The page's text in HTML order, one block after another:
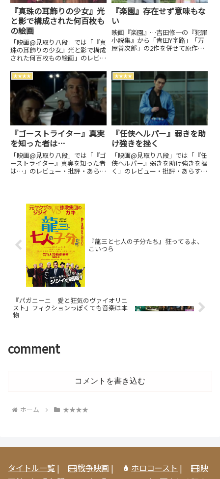
『真珠の耳飾りの少女』光
と影で構成された何百枚も
の絵画
「映画@見取り八段」では「『真
珠の耳飾りの少女』光と影で構成
された何百枚もの絵画」のレビュ
どの情報をお届けしています。劇
場上映中作品のネタバレ感想は別
枠で表記。
『楽園』存在せず意味もな
い
映画『楽園』…吉田修一の『犯罪
小説集』から「青田Y字路」「万
屋善次郎」の2作を併せて原作と
野剛、杉咲花、村上虹郎、佐藤浩
市…
★★★★
『ゴーストライター』真実
を知った者は…
「映画@見取り八段」では「『ゴ
ーストライター』真実を知った者
は…」のレビュー・批評・あらす
★★★★
『任侠ヘルパー』弱きを助
け強きを挫く
「映画@見取り八段」では「『任
侠ヘルパー』弱きを助け強きを挫
く」のレビュー・批評・あらす
『龍三と七人の子分たち』狂ってるよ、
こいつら
『パガニーニ 愛と狂気のヴァイオリニ
スト』フィクションっぽくても音楽は本
物
comment
コメントを書き込む
ホーム ★★★★
タイトル一覧 | 戦争映画 | ホロコースト |
映